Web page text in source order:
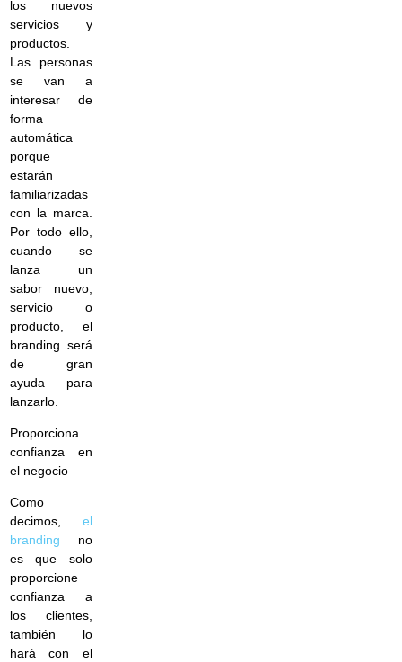
los nuevos
servicios y
productos.
Las personas
se van a
interesar de
forma
automática
porque
estarán
familiarizadas
con la marca.
Por todo ello,
cuando se
lanza un
sabor nuevo,
servicio o
producto, el
branding será
de gran
ayuda para
lanzarlo.
Proporciona
confianza en
el negocio
Como
decimos, el
branding no
es que solo
proporcione
confianza a
los clientes,
también lo
hará con el